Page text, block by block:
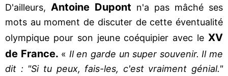
D'ailleurs, Antoine Dupont n'a pas mâché ses
mots au moment de discuter de cette éventualité
olympique pour son jeune coéquipier avec le XV
de France. « Il en garde un super souvenir. Il me
dit : "Si tu peux, fais-les, c'est vraiment génial."